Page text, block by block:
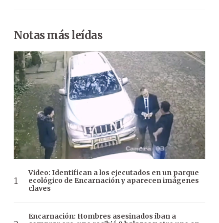
Notas más leídas
Video: Identifican a los ejecutados en un parque
ecológico de Encarnación y aparecen imágenes
claves
Encarnación: Hombres asesinados iban a